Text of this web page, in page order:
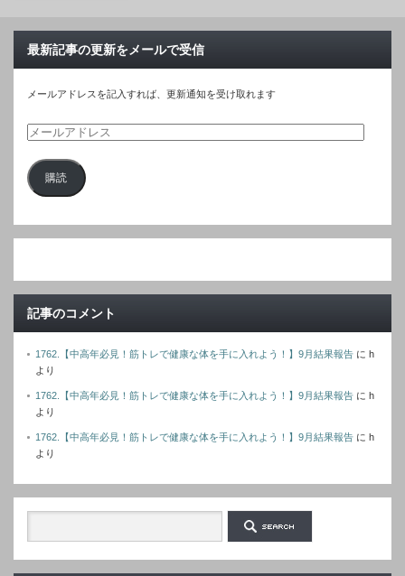
最新記事の更新をメールで受信
メールアドレスを記入すれば、更新通知を受け取れます
メ
ル
ド
購読
記事のコメント
1762.【中高年必見！筋トレで健康な体を手に入れよう！】9月結果報告 に h
より
1762.【中高年必見！筋トレで健康な体を手に入れよう！】9月結果報告 に h
より
1762.【中高年必見！筋トレで健康な体を手に入れよう！】9月結果報告 に h
より